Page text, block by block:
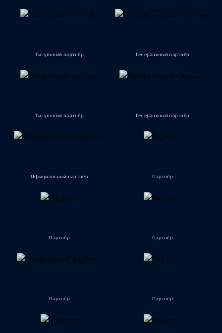
Титульный партнёр Генеральный партнёр
Титульный партнёр Генеральный партнёр
Официальный партнёр Партнёр
Партнёр Партнёр
Партнёр Партнёр